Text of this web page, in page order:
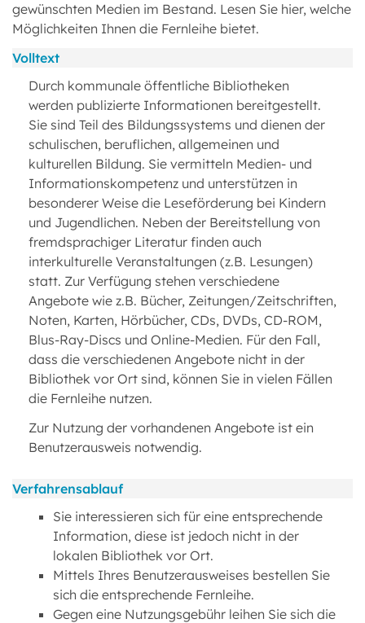
gewünschten Medien im Bestand. Lesen Sie hier, welche
Möglichkeiten Ihnen die Fernleihe bietet.
Volltext
Durch kommunale öffentliche Bibliotheken
werden publizierte Informationen bereitgestellt.
Sie sind Teil des Bildungssystems und dienen der
schulischen, beruflichen, allgemeinen und
kulturellen Bildung. Sie vermitteln Medien- und
Informationskompetenz und unterstützen in
besonderer Weise die Leseförderung bei Kindern
und Jugendlichen. Neben der Bereitstellung von
fremdsprachiger Literatur finden auch
interkulturelle Veranstaltungen (z.B. Lesungen)
statt. Zur Verfügung stehen verschiedene
Angebote wie z.B. Bücher, Zeitungen/Zeitschriften,
Noten, Karten, Hörbücher, CDs, DVDs, CD-ROM,
Blus-Ray-Discs und Online-Medien. Für den Fall,
dass die verschiedenen Angebote nicht in der
Bibliothek vor Ort sind, können Sie in vielen Fällen
die Fernleihe nutzen.
Zur Nutzung der vorhandenen Angebote ist ein
Benutzerausweis notwendig.
Verfahrensablauf
Sie interessieren sich für eine entsprechende
Information, diese ist jedoch nicht in der
lokalen Bibliothek vor Ort.
Mittels Ihres Benutzerausweises bestellen Sie
sich die entsprechende Fernleihe.
Gegen eine Nutzungsgebühr leihen Sie sich die